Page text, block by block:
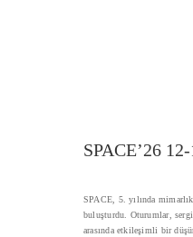
SPACE’26
SPACE, 5. yılında
buluşturdu. Oturumlar,
arasında etkileşimli bir